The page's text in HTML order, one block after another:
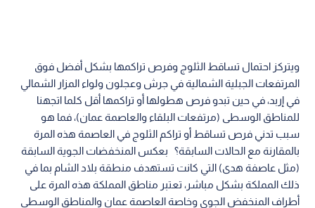
ويتركز احتمال تساقط الثلوج وفرص تراكمها بشكل أفضل فوق
المرتفعات الجبلية الشمالية في جرش وعجلون ولواء المزار الشمالي
في إربد، في حين تبدو فرص هطولها أو تراكمها أقل كلما اتجهنا
للمناطق الوسطى (مرتفعات البلقاء والعاصمة عمان)، فما هو
سبب تدني فرص تساقط أو تراكم الثلوج في العاصمة هذه المرة
بالمقارنة مع الحالات السابقة؟ بعكس المنخفضات الجوية السابقة
(مثل عاصفة هدى) التي كانت تستهدف منطقة بلاد الشام بما في
ذلك المملكة بشكل مباشر، تعتبر مناطق المملكة هذه المرة على
أطراف المنخفض الجوي وخاصة العاصمة عمان والمناطق الوسطى